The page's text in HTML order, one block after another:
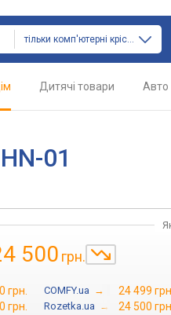
тільки комп'ютерні крісла
Дитячі товари Авто
01
500 грн.
грн. COMFY.ua → 24 499
грн. Rozetka.ua →
24 500